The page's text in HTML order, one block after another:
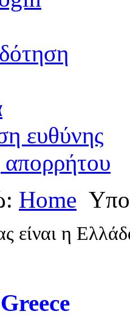
ευθύνης
απορρήτου
Home
είναι η